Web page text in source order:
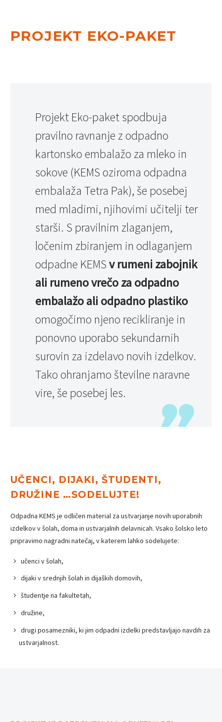
PROJEKT EKO-PAKET
Projekt Eko-paket spodbuja
pravilno ravnanje z odpadno
kartonsko embalažo za mleko in
sokove (KEMS oziroma odpadna
embalaža Tetra Pak), še posebej
med mladimi, njihovimi učitelji ter
starši. S pravilnim zlaganjem,
ločenim zbiranjem in odlaganjem
odpadne KEMSv rumeni zabojnik
ali rumeno vrečo za odpadno
embalažo ali odpadno plastiko
omogočimo njeno recikliranje in
ponovno uporabo sekundarnih
surovin za izdelavo novih izdelkov.
Tako ohranjamo številne naravne
vire, še posebej les.
UČENCI, DIJAKI, ŠTUDENTI,
DRUŽINE …SODELUJTE!
Odpadna KEMS je odličen material za ustvarjanje novih uporabnih
izdelkov v šolah, doma in ustvarjalnih delavnicah. Vsako šolsko leto
pripravimo nagradni natečaj, v katerem lahko sodelujete:
učenci v šolah,
dijaki v srednjih šolah in dijaških domovih,
študentje na fakultetah,
družine,
drugi posamezniki, ki jim odpadni izdelki predstavljajo navdih za
ustvarjalnost.